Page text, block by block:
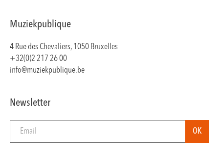
Muziekpublique
4 Rue des Chevaliers, 1050 Bruxelles
+32(0)2 217 26 00
info@muziekpublique.be
Newsletter